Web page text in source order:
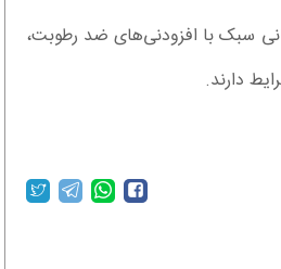
سبک با افزودنی‌های ضد رطوبت،
دارند.